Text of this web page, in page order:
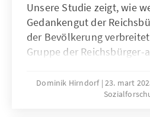
Unsere Studie zeigt, wie
Gedankengut der
der Bevölkerung
Gruppe der Reichsbürger-
staatlichen Regeln und
Gewaltpotenzial? Welche
Dominik Hirndorf 23. mart